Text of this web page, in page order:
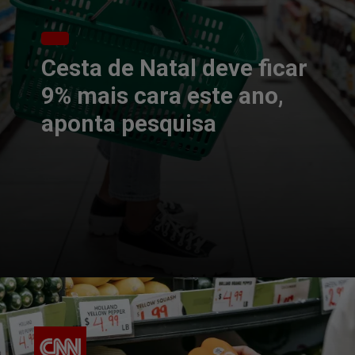
Cesta de Natal deve ficar
9% mais cara este ano,
aponta pesquisa